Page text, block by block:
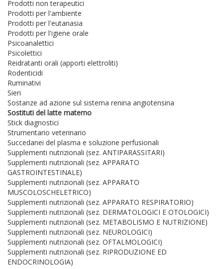
Prodotti non terapeutici
Prodotti per l'ambiente
Prodotti per l'eutanasia
Prodotti per l'igiene orale
Psicoanalettici
Psicolettici
Reidratanti orali (apporti elettroliti)
Rodenticidi
Ruminativi
Sieri
Sostanze ad azione sul sistema renina angiotensina
Sostituti del latte materno
Stick diagnostici
Strumentario veterinario
Succedanei del plasma e soluzione perfusionali
Supplementi nutrizionali (sez. ANTIPARASSITARI)
Supplementi nutrizionali (sez. APPARATO
GASTROINTESTINALE)
Supplementi nutrizionali (sez. APPARATO
MUSCOLOSCHELETRICO)
Supplementi nutrizionali (sez. APPARATO RESPIRATORIO)
Supplementi nutrizionali (sez. DERMATOLOGICI E OTOLOGICI)
Supplementi nutrizionali (sez. METABOLISMO E NUTRIZIONE)
Supplementi nutrizionali (sez. NEUROLOGICI)
Supplementi nutrizionali (sez. OFTALMOLOGICI)
Supplementi nutrizionali (sez. RIPRODUZIONE ED
ENDOCRINOLOGIA)